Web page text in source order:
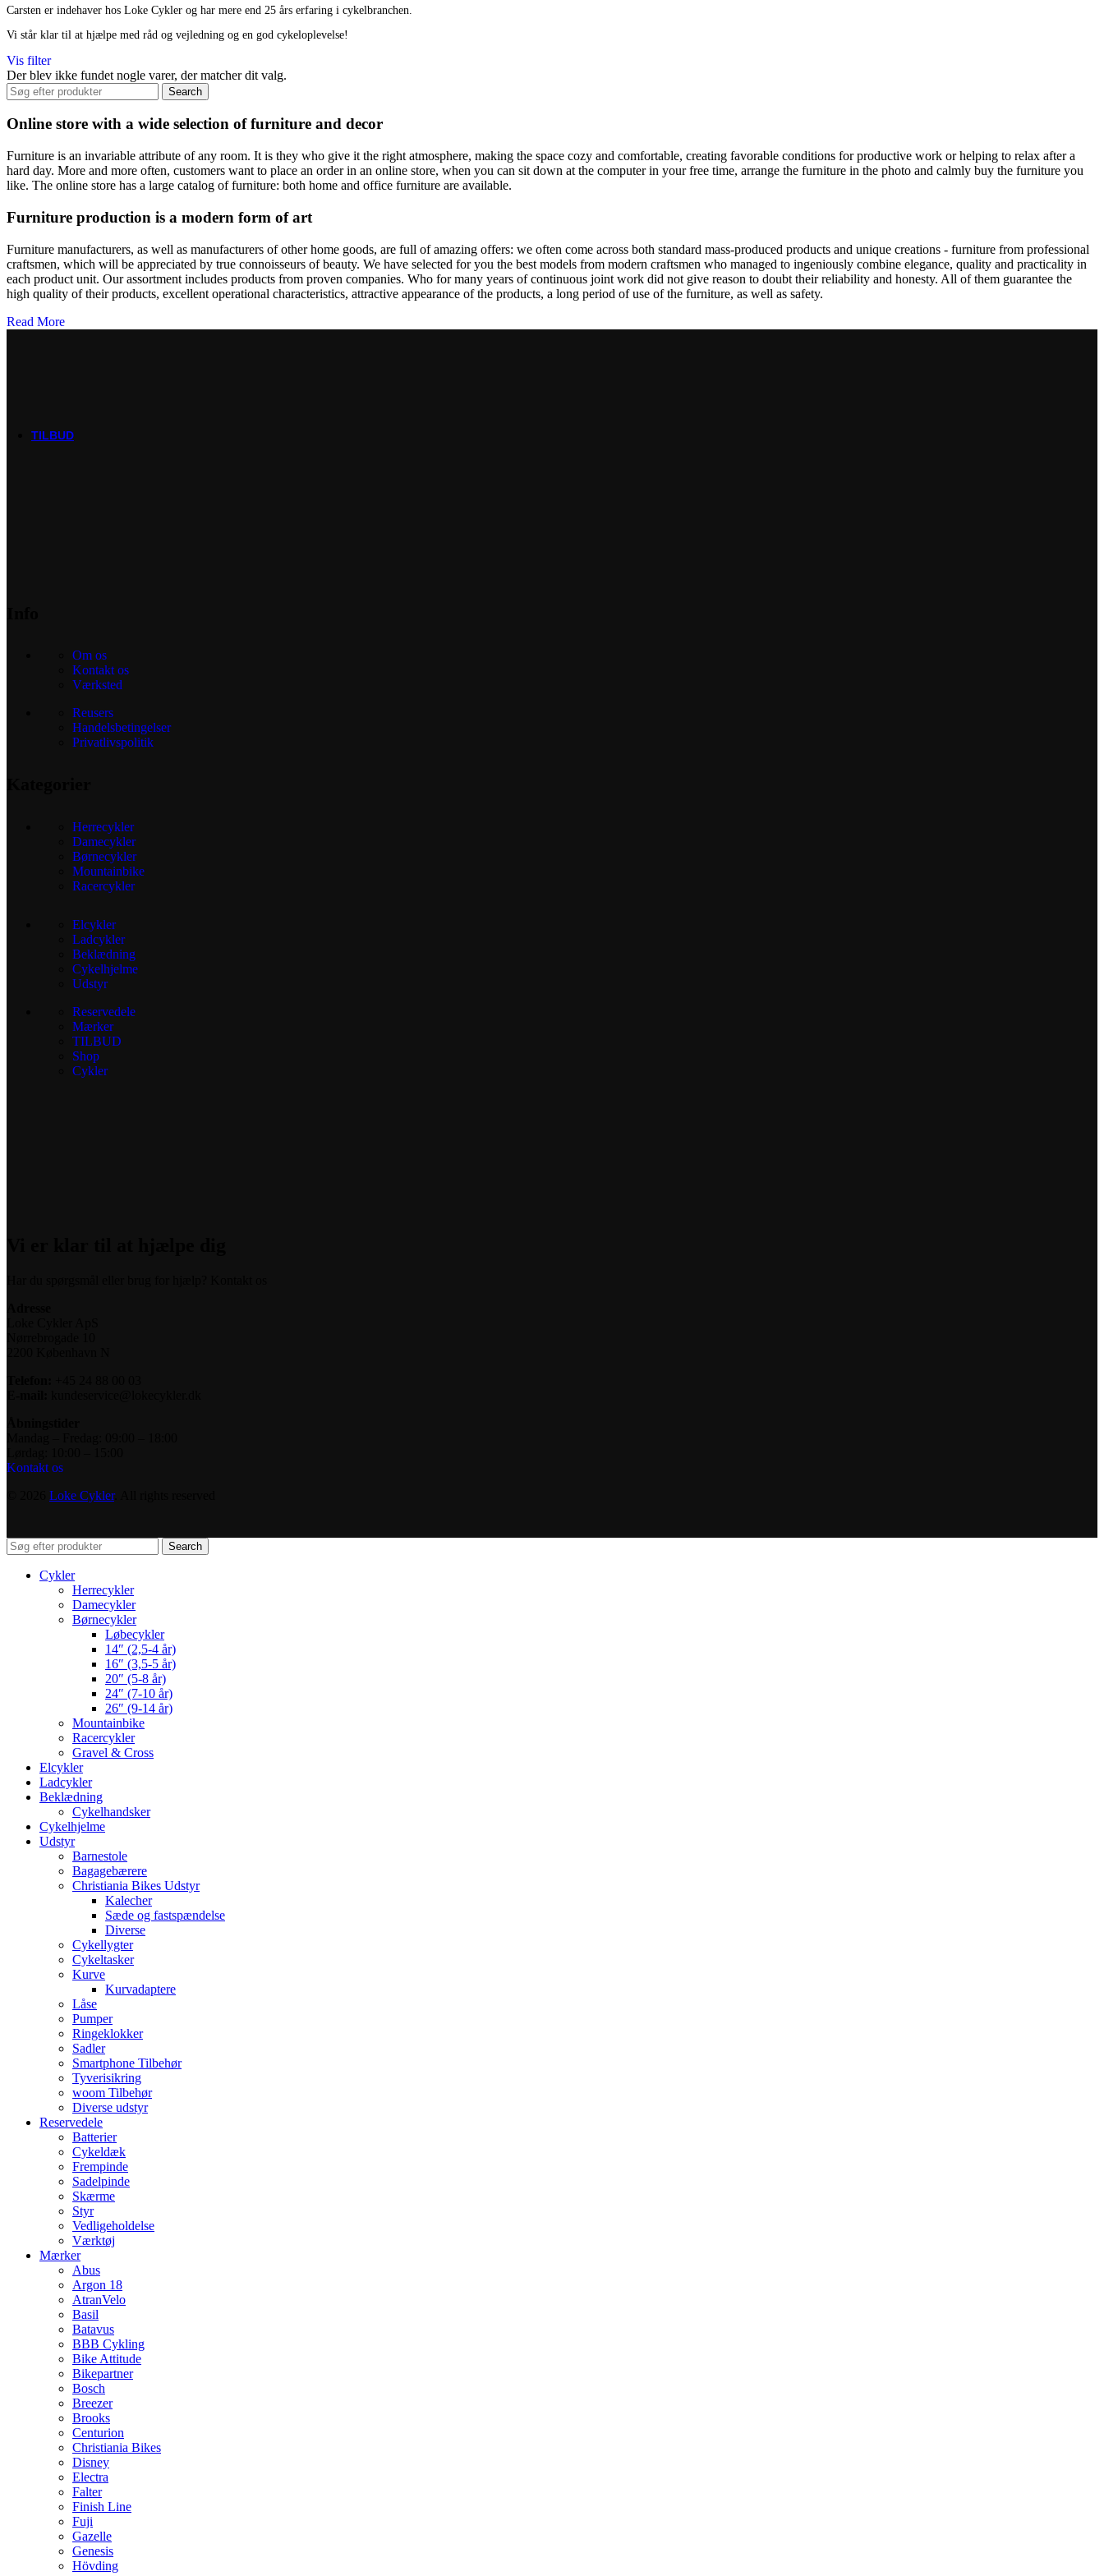
Disney
Falter
Gazelle
Genesis
Knog
MBK
Merida
Ortlieb
PRO
Raleigh
Reany
Reelight
Remington
Selle Royal
Shimano
SMART
TILBUD
Carsten er indehaver hos Loke Cykler og har mere end 25 års erfaring i cykelbranchen.
Vi står klar til at hjælpe med råd og vejledning og en god cykeloplevelse!
Vis filter
Der blev ikke fundet nogle varer, der matcher dit valg.
Search
Online store with a wide selection of furniture and decor
Furniture is an invariable attribute of any room. It is they who give it the right atmosphere, making the space cozy and comfortable, creating favorable conditions for productive work or helping to relax after a
hard day. More and more often, customers want to place an order in an online store, when you can sit down at the computer in your free time, arrange the furniture in the photo and calmly buy the furniture you
like. The online store has a large catalog of furniture: both home and office furniture are available.
Furniture production is a modern form of art
Furniture manufacturers, as well as manufacturers of other home goods, are full of amazing offers: we often come across both standard mass-produced products and unique creations - furniture from professional
craftsmen, which will be appreciated by true connoisseurs of beauty. We have selected for you the best models from modern craftsmen who managed to ingeniously combine elegance, quality and practicality in
each product unit. Our assortment includes products from proven companies. Who for many years of continuous joint work did not give reason to doubt their reliability and honesty. All of them guarantee the
high quality of their products, excellent operational characteristics, attractive appearance of the products, a long period of use of the furniture, as well as safety.
Read More
Om os
Kontakt os
Værksted
Reusers
Handelsbetingelser
Privatlivspolitik
Herrecykler
Damecykler
Børnecykler
Mountainbike
Racercykler
Elcykler
Ladcykler
Beklædning
Cykelhjelme
Udstyr
Reservedele
Mærker
TILBUD
Shop
Cykler
Kontakt os
Loke Cykler. All rights reserved
Search
Cykler
Herrecykler
Damecykler
Børnecykler
Løbecykler
14″ (2,5-4 år)
16″ (3,5-5 år)
20″ (5-8 år)
24″ (7-10 år)
26″ (9-14 år)
Mountainbike
Racercykler
Gravel & Cross
Elcykler
Ladcykler
Beklædning
Cykelhandsker
Cykelhjelme
Udstyr
Barnestole
Bagagebærere
Christiania Bikes Udstyr
Kalecher
Sæde og fastspændelse
Diverse
Cykellygter
Cykeltasker
Kurve
Kurvadaptere
Låse
Pumper
Ringeklokker
Sadler
Smartphone Tilbehør
Tyverisikring
woom Tilbehør
Diverse udstyr
Reservedele
Batterier
Cykeldæk
Frempinde
Sadelpinde
Skærme
Styr
Vedligeholdelse
Værktøj
Mærker
Abus
Argon 18
AtranVelo
Basil
Batavus
BBB Cykling
Bike Attitude
Bikepartner
Bosch
Breezer
Brooks
Centurion
Christiania Bikes
Disney
Electra
Falter
Finish Line
Fuji
Gazelle
Genesis
Hövding